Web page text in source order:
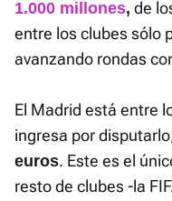
1.000 millones, de
entre los clubes sólo
avanzando rondas
El Madrid está entre
ingresa por
euros. Este es el
resto de clubes -la